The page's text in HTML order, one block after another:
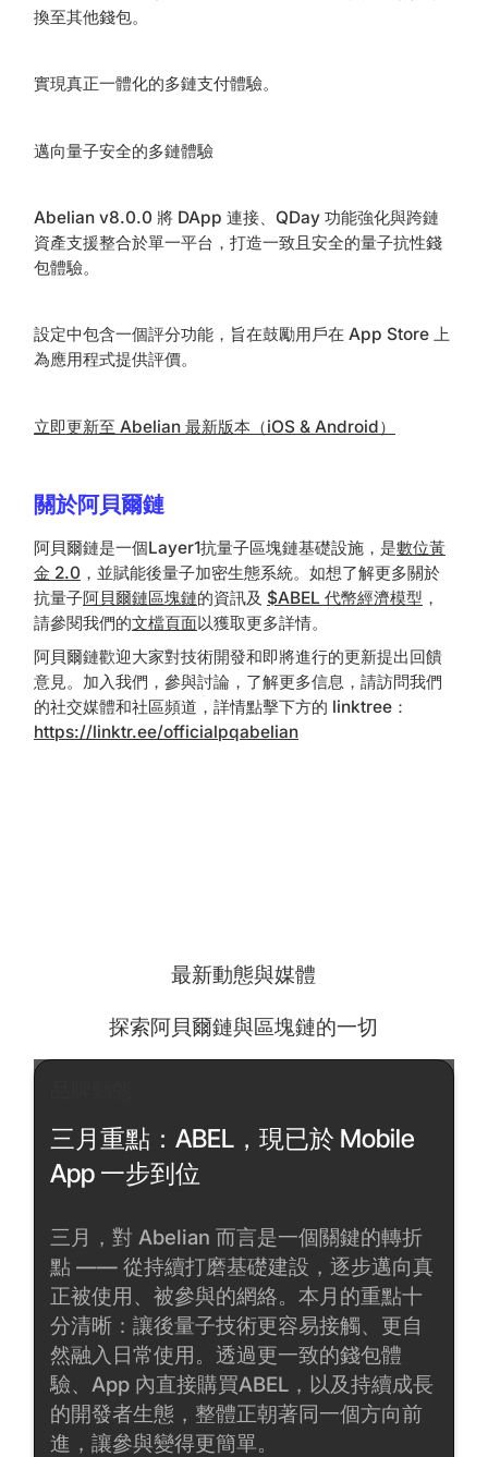
換至其他錢包。
實現真正一體化的多鏈支付體驗。
邁向量子安全的多鏈體驗
Abelian v8.0.0 將 DApp 連接、QDay 功能強化與跨鏈
資產支援整合於單一平台，打造一致且安全的量子抗性錢
包體驗。
設定中包含一個評分功能，旨在鼓勵用戶在 App Store 上
為應用程式提供評價。
立即更新至 Abelian 最新版本（iOS & Android）
關於阿貝爾鏈
阿貝爾鏈是一個Layer1抗量子區塊鏈基礎設施，是數位黃
金 2.0 ，並賦能後量子加密生態系統。如想了解更多關於
抗量子阿貝爾鏈區塊鏈的資訊及 $ABEL 代幣經濟模型 ，
請參閱我們的文檔頁面以獲取更多詳情。
‍阿貝爾鏈歡迎大家對技術開發和即將進行的更新提出回饋
意見。加入我們，參與討論，了解更多信息，請訪問我們
的社交媒體和社區頻道，詳情點擊下方的 linktree：
https://linktr.ee/officialpqabelian
最新動態與媒體
探索阿貝爾鏈與區塊鏈的一切
三月重點：ABEL，現已於 Mobile
App 一步到位
三月，對 Abelian 而言是一個關鍵的轉折
點 —— 從持續打磨基礎建設，逐步邁向真
正被使用、被參與的網絡。本月的重點十
分清晰：讓後量子技術更容易接觸、更自
然融入日常使用。透過更一致的錢包體
驗、App 內直接購買ABEL，以及持續成長
的開發者生態，整體正朝著同一個方向前
進，讓參與變得更簡單。